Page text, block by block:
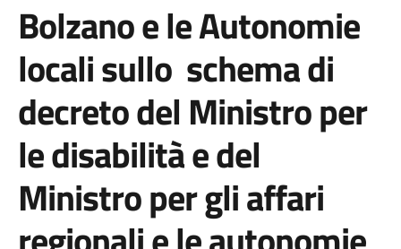
Bolzano e le Autonomie
locali sullo schema di
decreto del Ministro per
le disabilità e del
Ministro per gli affari